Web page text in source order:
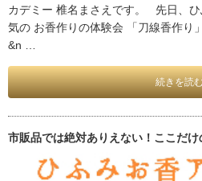
カデミー 椎名まさえです。 先日、
気の お香作りの体験会 「刀線香作り
&n …
続きを読
市販品では絶対ありえない！ここだけ